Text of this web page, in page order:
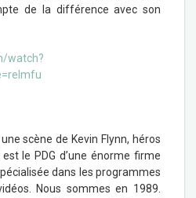
de la différence avec son
watch?
scène de Kevin Flynn, héros
le PDG d’une énorme firme
dans les programmes
Nous sommes en 1989.